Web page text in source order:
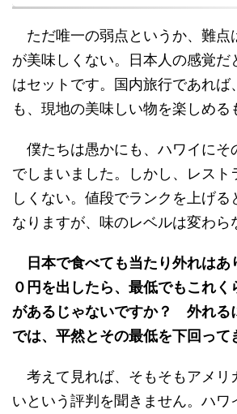
ただ唯一の弱点というか、難点
が美味しくない。日本人の感覚だ
はセットです。国内旅行であれば
も、現地の美味しい物を楽しめる
僕たちは愚かにも、ハワイにそ
でしまいました。しかし、レスト
しくない。値段でランクを上げる
なりますが、味のレベルは変わら
日本で食べても当たり外れはあ
０円を出したら、最低でもこれ
があるじゃないですか？ 外れる
では、平然とその最低を下回って
考えて見れば、そもそもアメリ
いという評判を聞きません。ハワ